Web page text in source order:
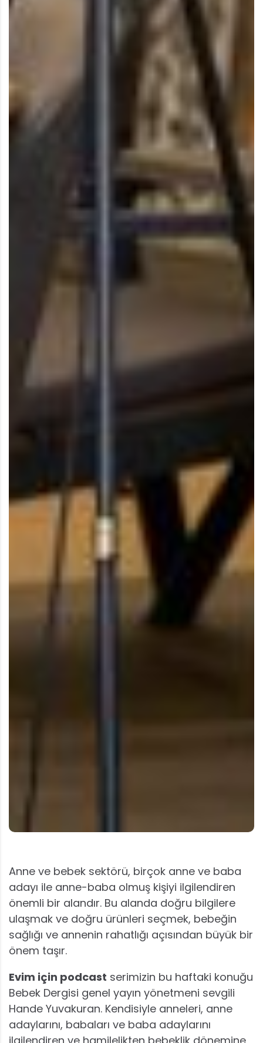
Anne ve bebek sektörü, birçok anne ve baba
adayı ile anne-baba olmuş kişiyi ilgilendiren
önemli bir alandır. Bu alanda doğru bilgilere
ulaşmak ve doğru ürünleri seçmek, bebeğin
sağlığı ve annenin rahatlığı açısından büyük bir
önem taşır.
Evim için podcast serimizin bu haftaki konuğu
Bebek Dergisi genel yayın yönetmeni sevgili
Hande Yuvakuran. Kendisiyle anneleri, anne
adaylarını, babaları ve baba adaylarını